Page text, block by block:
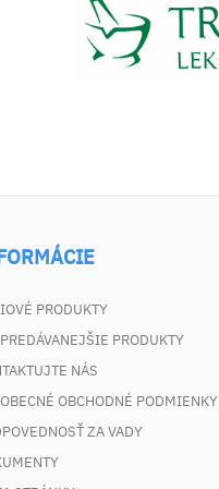
PRODUKTY
PRODUKTY
NÁS
OBCHODNÉ PODMIENKY
ZA VADY